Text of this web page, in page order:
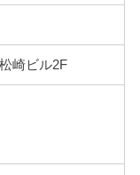
崎ビル2F